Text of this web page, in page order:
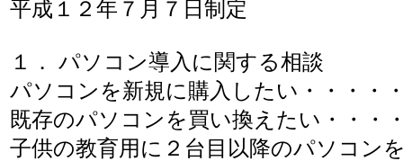
平成１２年７月７日制定
１． パソコン導入に関する相談
パソコンを新規に購入したい・・・・
既存のパソコンを買い換えたい・・・
子供の教育用に２台目以降のパソコン